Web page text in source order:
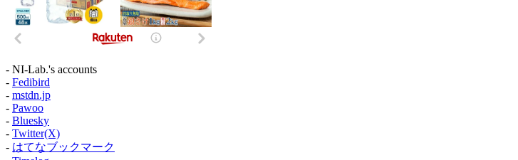
- NI-Lab.'s accounts
- Fedibird
- mstdn.jp
- Pawoo
- Bluesky
- Twitter(X)
- はてなブックマーク